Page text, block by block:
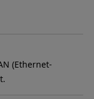
(Ethernet-